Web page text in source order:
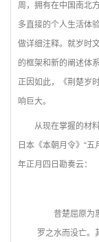
周，拥有在中国南北
多直接的个人生活体
做详细注释。就岁时
的框架和新的阐述体
正因如此，《荆楚岁
响巨大。
从现在掌握的材
日本《本朝月令》“
年正月四日勘奏云：
昔楚屈原为
罗之水而没亡。